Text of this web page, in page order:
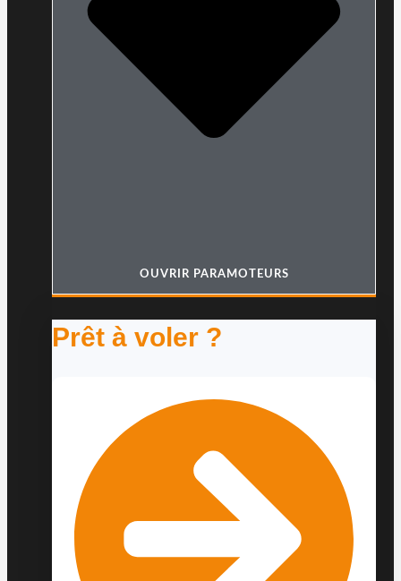
OUVRIR PARAMOTEURS
Prêt à voler ?